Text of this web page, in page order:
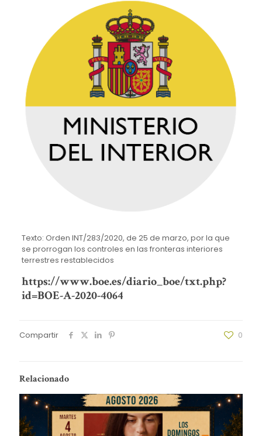
Texto: Orden INT/283/2020, de 25 de marzo, por la que
se prorrogan los controles en las fronteras interiores
terrestres restablecidos
https://www.boe.es/diario_boe/txt.php?
id=BOE-A-2020-4064
Compartir 0
Relacionado